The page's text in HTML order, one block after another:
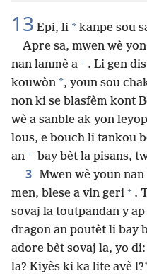
13 Epi, li * kanpe sou
Apre sa, mwen wè
nan lanmè a + . Li gen
kouwòn *, youn sou
non ki se blasfèm kont
wè a sanble ak yon
lous, e bouch li tankou
an + bay bèt la pisans,
3 Mwen wè youn
men, blese a vin geri + .
sovaj la toutpandan y
dragon an poutèt li bay
adore bèt sovaj la, yo
la? Kiyès ki ka lite avè